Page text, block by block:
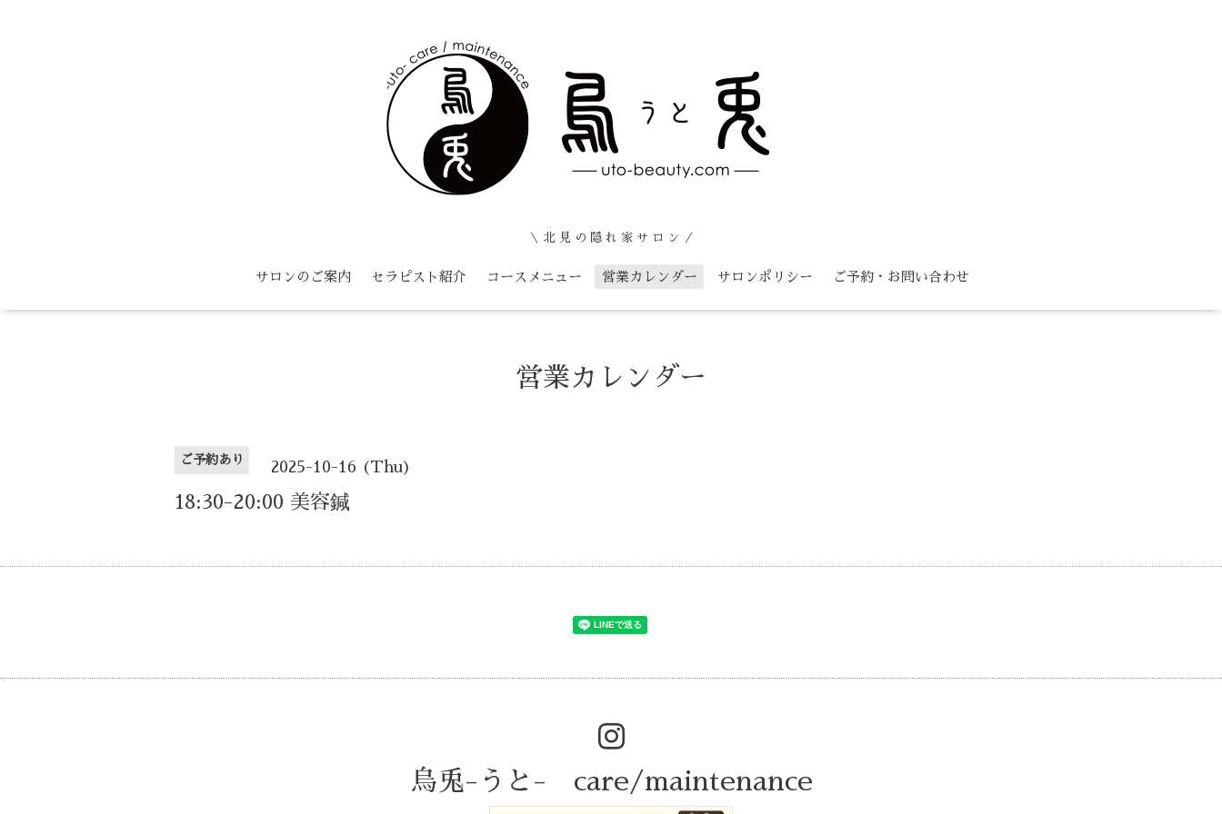
＼ 北 見 の 隠 れ 家 サ ロ ン ／
サロンのご案内 セラピスト紹介 コースメニュー 営業カレンダー サロンポリシー ご予約・お問い合わせ
営業カレンダー
ご予約あり 2025-10-16 (Thu)
18:30-20:00 美容鍼
烏兎-うと- care/maintenance